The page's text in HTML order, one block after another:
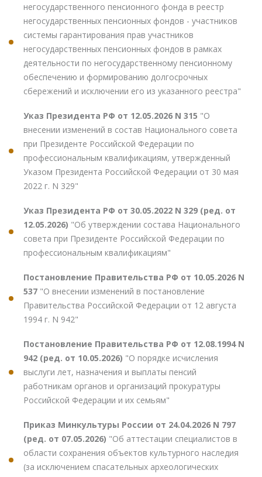
негосударственного пенсионного фонда в реестр
негосударственных пенсионных фондов - участников
системы гарантирования прав участников
негосударственных пенсионных фондов в рамках
деятельности по негосударственному пенсионному
обеспечению и формированию долгосрочных
сбережений и исключении его из указанного реестра"
Указ Президента РФ от 12.05.2026 N 315 "О
внесении изменений в состав Национального совета
при Президенте Российской Федерации по
профессиональным квалификациям, утвержденный
Указом Президента Российской Федерации от 30 мая
2022 г. N 329"
Указ Президента РФ от 30.05.2022 N 329 (ред. от
12.05.2026) "Об утверждении состава Национального
совета при Президенте Российской Федерации по
профессиональным квалификациям"
Постановление Правительства РФ от 10.05.2026 N
537 "О внесении изменений в постановление
Правительства Российской Федерации от 12 августа
1994 г. N 942"
Постановление Правительства РФ от 12.08.1994 N
942 (ред. от 10.05.2026) "О порядке исчисления
выслуги лет, назначения и выплаты пенсий
работникам органов и организаций прокуратуры
Российской Федерации и их семьям"
Приказ Минкультуры России от 24.04.2026 N 797
(ред. от 07.05.2026) "Об аттестации специалистов в
области сохранения объектов культурного наследия
(за исключением спасательных археологических